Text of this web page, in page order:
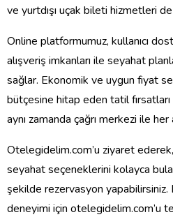
ve yurtdışı uçak bileti hizmetleri
Online platformumuz, kullanıcı
alışveriş imkanları ile seyahat
sağlar. Ekonomik ve uygun fiyat
bütçesine hitap eden tatil
aynı zamanda çağrı merkezi ile her
Otelegidelim.com’u ziyaret
seyahat seçeneklerini kolayca
şekilde rezervasyon
deneyimi için otelegidelim.com’u